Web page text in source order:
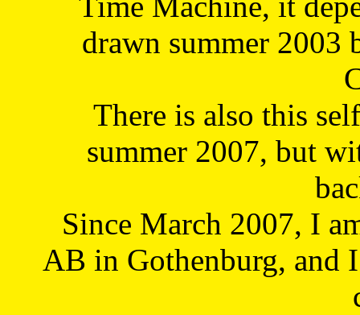
drawn summer 2003
There is also this
summer 2007, but
Since March 2007, I
AB in Gothenburg, and